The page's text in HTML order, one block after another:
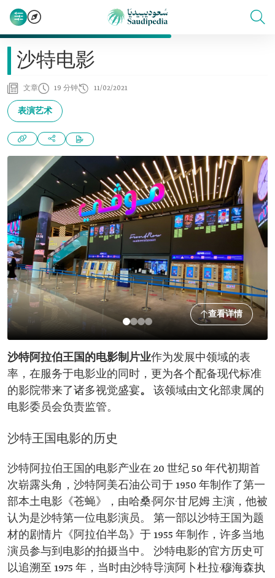
沙特电影
文章 19 分钟 11/02/2021
表演艺术
查看详情
沙特阿拉伯王国的电影制片业作为发展中领域的表
率，在服务于电影业的同时，更为各个配备现代标准
的影院带来了诸多视觉盛宴。
该领域由文化部隶属的
电影委员会负责监管。
沙特王国电影的历史
沙特阿拉伯王国的电影产业在 20 世纪 50 年代初期首
次崭露头角，沙特阿美石油公司于 1950 年制作了第一
部本土电影《苍蝇》，由哈桑·阿尔·甘尼姆 主演，他被
认为是沙特第一位电影演员。 第一部以沙特王国为题
材的剧情片《阿拉伯半岛》于 1955 年制作，许多当地
演员参与到电影的拍摄当中。 沙特电影的官方历史可
以追溯至 1975 年，当时由沙特导演阿卜杜拉·穆海森执